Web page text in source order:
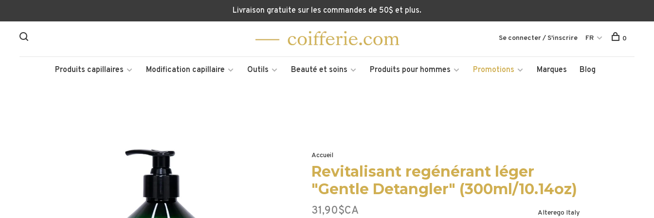
Livraison gratuite sur les commandes de 50$ et plus.
Produits capillaires Modification capillaire Outils Beauté et soins Produits pour hommes Promotions Marques Blog
Se connecter / S'inscrire FR 0
Accueil
Revitalisant regénérant léger
"Gentle Detangler" (300ml/10.14oz)
31,90$CA Alterego Italy